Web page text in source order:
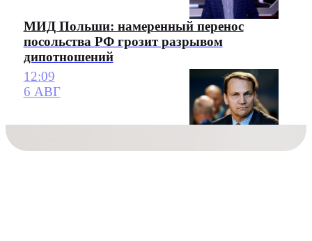
МИД Польши: намеренный перенос
посольства РФ грозит разрывом
дипотношений
12:09
6 АВГ